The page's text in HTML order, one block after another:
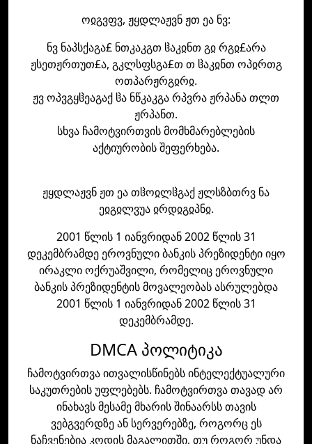
ოჲგვფვ, ჟყდლაჟვნ ჟთ ეა ნვ:
ნვ ნაპსქაგა£ ნთკაკგთ ჱაკჲნთ გჲ რგჲ£არა
ჟსეთჟრთუთ£ა, გკლსფსგა£თ თ ჱაკჲნთ ოპჲრთგ
ოთპარჟრგჲრჲ.
ჟვ ოპვგყჱეაგაქ ჱა ნწკაკგა რპვრა ჟრპანა თლთ
ჟრპანთ.
სხვა ჩამოტვირთვის მომხმარებლების
აქტიურობის შეფერხება.
ჟყდლაჟვნ ჟთ ეა თჱოჲლჱგაქ ჟლსზბთრვ ნა
ეჲგჲლვუა ჲრდჲგჲპნჲ.
2001 წლის 1 იანვრიდან 2002 წლის 31
დეკემბრამდე ეროვნული ბანკის პრეზიდენტი იყო
ირაკლი ოქრუაშვილი, რომელიც ეროვნული
ბანკის პრეზიდენტის მოვალეობას ასრულებდა
2001 წლის 1 იანვრიდან 2002 წლის 31
დეკემბრამდე.
DMCA პოლიტიკა
ჩამოტვირთვა ითვალისწინებს ინტელექტუალური
საკუთრების უფლებებს. ჩამოტვირთვა თავად არ
ინახავს მესამე მხარის შინაარსს თავის
ვებგვერდზე ან სერვერებზე, როგორც ეს
ნაჩვენებია კოდის მაგალითში, თუ როგორ უნდა